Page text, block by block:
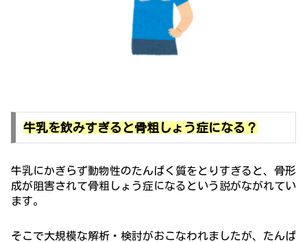
牛乳を飲みすぎると骨粗しょう症になる？
牛乳にかぎらず動物性のたんぱく質をとりすぎると、骨形
成が阻害されて骨粗しょう症になるという説がながれてい
ます。
そこで大規模な解析・検討がおこなわれましたが、たんぱ